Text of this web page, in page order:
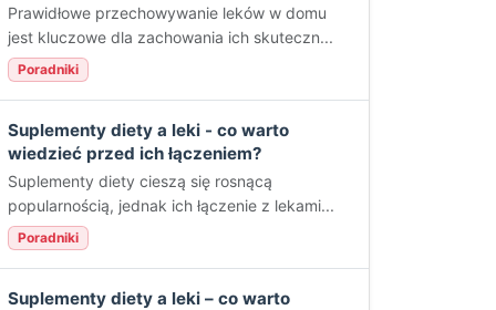
Prawidłowe przechowywanie leków w domu
jest kluczowe dla zachowania ich skuteczn...
Poradniki
Suplementy diety a leki - co warto
wiedzieć przed ich łączeniem?
Suplementy diety cieszą się rosnącą
popularnością, jednak ich łączenie z lekami...
Poradniki
Suplementy diety a leki – co warto